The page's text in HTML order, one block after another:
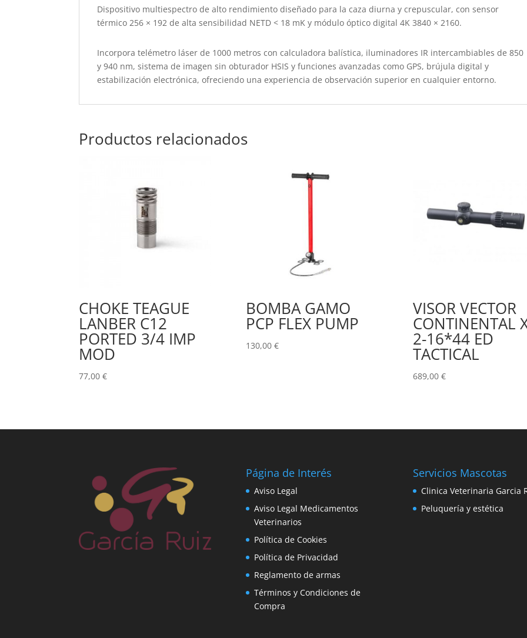
Dispositivo multiespectro de alto rendimiento diseñado para la caza diurna y crepuscular, con sensor
térmico 256 × 192 de alta sensibilidad NETD < 18 mK y módulo óptico digital 4K 3840 × 2160.
Incorpora telémetro láser de 1000 metros con calculadora balística, iluminadores IR intercambiables de 850
y 940 nm, sistema de imagen sin obturador HSIS y funciones avanzadas como GPS, brújula digital y
estabilización electrónica, ofreciendo una experiencia de observación superior en cualquier entorno.
Productos relacionados
CHOKE TEAGUE
LANBER C12
PORTED 3/4 IMP
MOD
77,00€
BOMBA GAMO
PCP FLEX PUMP
130,00 €
VISOR VECTOR
CONTINENTAL
2-16*44 ED
TACTICAL
689,00 €
Página de Interés
Aviso Legal
Aviso Legal Medicamentos
Veterinarios
Política de Cookies
Política de Privacidad
Reglamento de armas
Términos y Condiciones de
Compra
Servicios Mascotas
Clinica Veterinaria Garcia
Peluquería y estética